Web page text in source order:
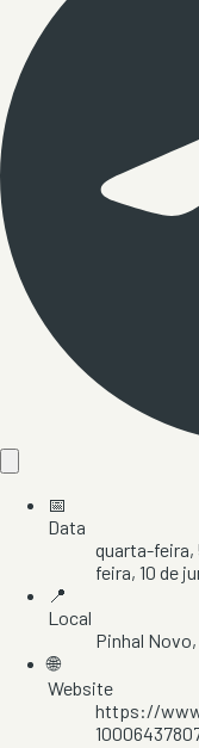
📅
Data
quarta-feira,
feira, 10 de
📍
Local
Pinhal Novo
🌐
Website
https://